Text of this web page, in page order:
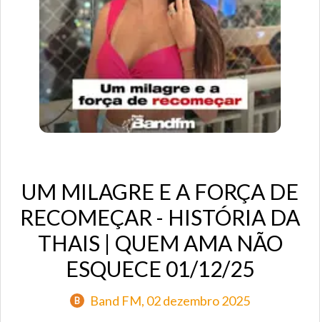
UM MILAGRE E A FORÇA DE
RECOMEÇAR - HISTÓRIA DA
THAIS | QUEM AMA NÃO
ESQUECE 01/12/25
B Band FM, 02 dezembro 2025